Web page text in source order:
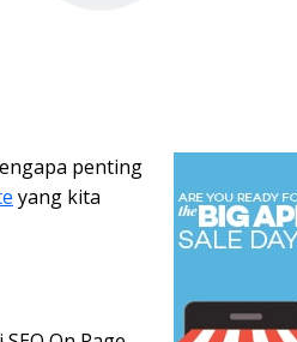
penting
yang kita